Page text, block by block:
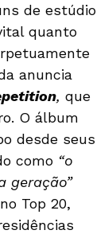
de estúdio
quanto
anuncia
, que
O álbum
desde seus
como “o
geração”
Top 20,